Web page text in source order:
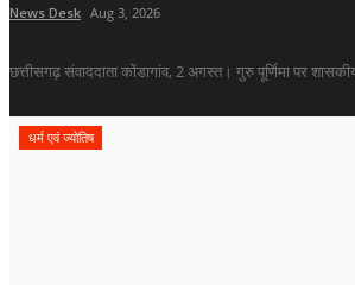
News Desk Aug 3, 2026
छत्तीसगढ़ संवाददाता कोंडागांव, 2 अगस्त। गुरु पूर्णिमा पर
धर्म एवं ज्योतिष